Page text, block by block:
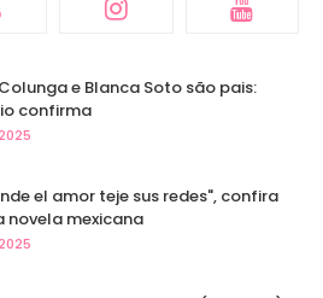
e Blanca Soto são pais:
confirma
el amor teje sus redes", confira
novela mexicana